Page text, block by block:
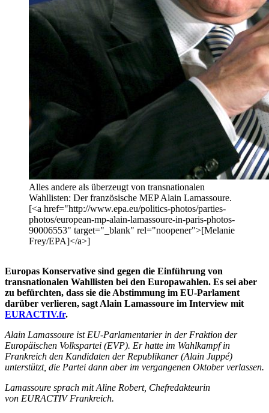
Alles andere als überzeugt von transnationalen
Wahllisten: Der französische MEP Alain Lamassoure.
[<a href="http://www.epa.eu/politics-photos/parties-
photos/european-mp-alain-lamassoure-in-paris-photos-
90006553" target="_blank" rel="noopener">[Melanie
Frey/EPA]</a>]
Europas Konservative sind gegen die Einführung von
transnationalen Wahllisten bei den Europawahlen. Es sei aber
zu befürchten, dass sie die Abstimmung im EU-Parlament
darüber verlieren, sagt Alain Lamassoure im Interview mit
EURACTIV.fr.
Alain Lamassoure ist EU-Parlamentarier in der Fraktion der
Europäischen Volkspartei (EVP). Er hatte im Wahlkampf in
Frankreich den Kandidaten der Republikaner (Alain Juppé)
unterstützt, die Partei dann aber im vergangenen Oktober verlassen.
Lamassoure sprach mitAline Robert, Chefredakteurin
von EURACTIV Frankreich.